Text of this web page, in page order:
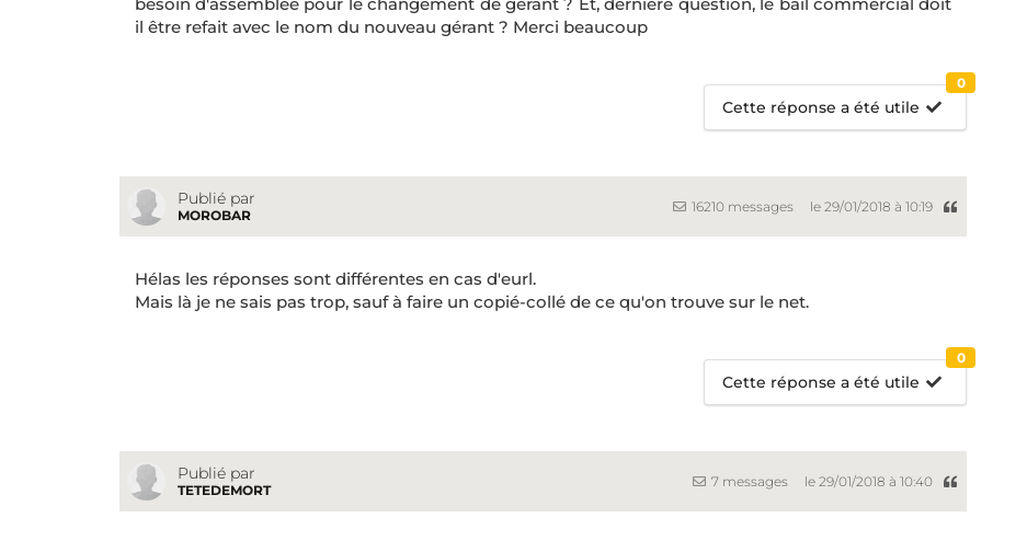
il être refait avec le nom du nouveau gérant ? Merci beaucoup
Cette réponse a été utile
0
Publié par
MOROBAR
16210 messages le 29/01/2018 à 10:19
Hélas les réponses sont différentes en cas d'eurl.
Mais là je ne sais pas trop, sauf à faire un copié-collé de ce qu'on trouve sur le net.
Cette réponse a été utile
0
Publié par
TETEDEMORT
7 messages le 29/01/2018 à 10:40